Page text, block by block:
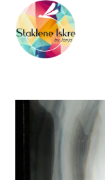
Previous Product